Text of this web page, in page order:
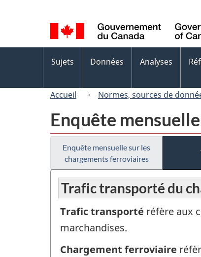
de
la
langue
des
Sujets Données Analyses
Accueil Normes, sources de
Enquête
Enquête mensuelle sur les
chargements ferroviaires
Trafic transporté du
Trafic transporté réfère aux
marchandises.
Chargement ferroviaire